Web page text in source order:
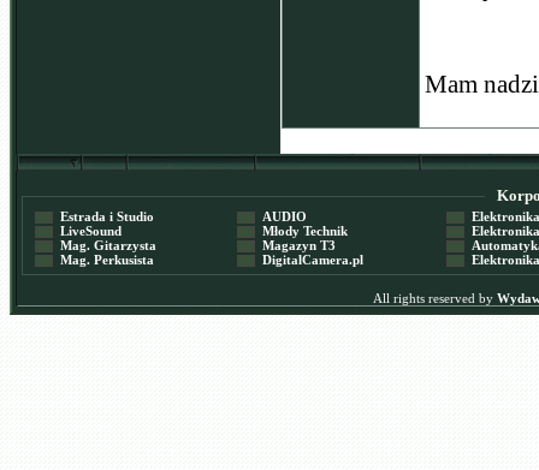
Mam
Estrada i Studio
LiveSound
Mag. Gitarzysta
Mag. Perkusista
AUDIO
Młody Technik
Magazyn T3
DigitalCamera.pl
Elektronika
Elektronika
Automatyka
Elektronika
All rights reserved by